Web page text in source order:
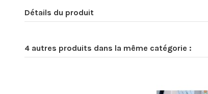
Détails du produit
4 autres produits dans la même catégorie :